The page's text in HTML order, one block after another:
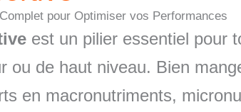
pour Optimiser vos Performances
est un pilier essentiel pour
ou de haut niveau. Bien
en macronutriments,